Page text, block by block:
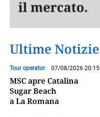
Ultime Notizie
Tour operator 07/08/2026 20:15
MSC apre Catalina
Sugar Beach
a La Romana